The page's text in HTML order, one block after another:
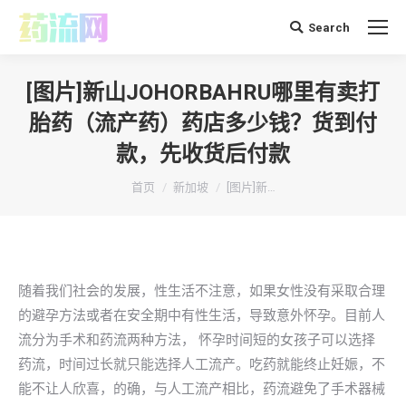
搜 Search
[图片]新山JOHORBAHRU哪里有卖打
胎药（流产药）药店多少钱？货到付
款，先收货后付款
你在这里：
首页 新加坡 [图片]新…
随着我们社会的发展，性生活不注意，如果女性没有采取合理
的避孕方法或者在安全期中有性生活，导致意外怀孕。目前人
流分为手术和药流两种方法， 怀孕时间短的女孩子可以选择
药流，时间过长就只能选择人工流产。吃药就能终止妊娠，不
能不让人欣喜，的确，与人工流产相比，药流避免了手术器械